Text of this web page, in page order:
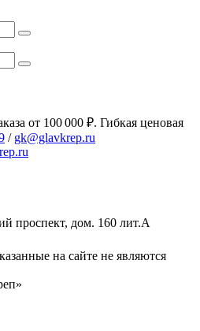
от 100 000 ₽. Гибкая ценовая
/ gk@glavkrep.ru
проспект, дом. 160 лит.А
на сайте не являются